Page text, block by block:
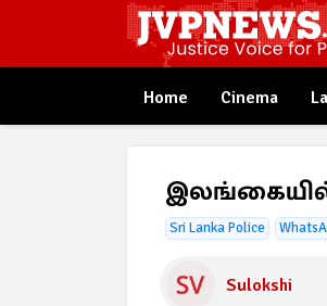
Home Cinema
இலங்கையில்
Sri Lanka Police
Sulokshi